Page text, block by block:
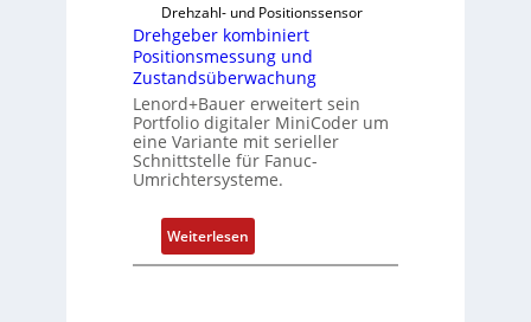
n
i
e
r
t
P
o
t
Drehzahl- und Positionssensor
Drehgeber kombiniert
Positionsmessung und
Zustandsüberwachung
Lenord+Bauer erweitert sein
Portfolio digitaler MiniCoder um
eine Variante mit serieller
Schnittstelle für Fanuc-
Umrichtersysteme.
Weiterlesen:
D